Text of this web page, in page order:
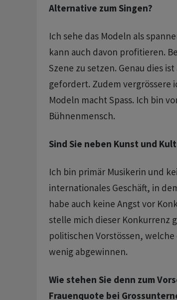
Alternative zum Singen?
Ich sehe das Modeln als
kann auch davon profitieren.
Szene zu setzen. Genau dies
gefordert. Zudem vergrössere
Modeln macht Spass. Ich bin
Bühnenmensch.
Sind Sie neben Kunst und
Ich bin primär Musikerin und
internationales Geschäft, in
habe auch keine Angst vor
stelle mich dieser Konkurrenz
politischen Vorstössen,
wenig abgewinnen.
Wie stehen Sie denn zum
Frauenquote bei